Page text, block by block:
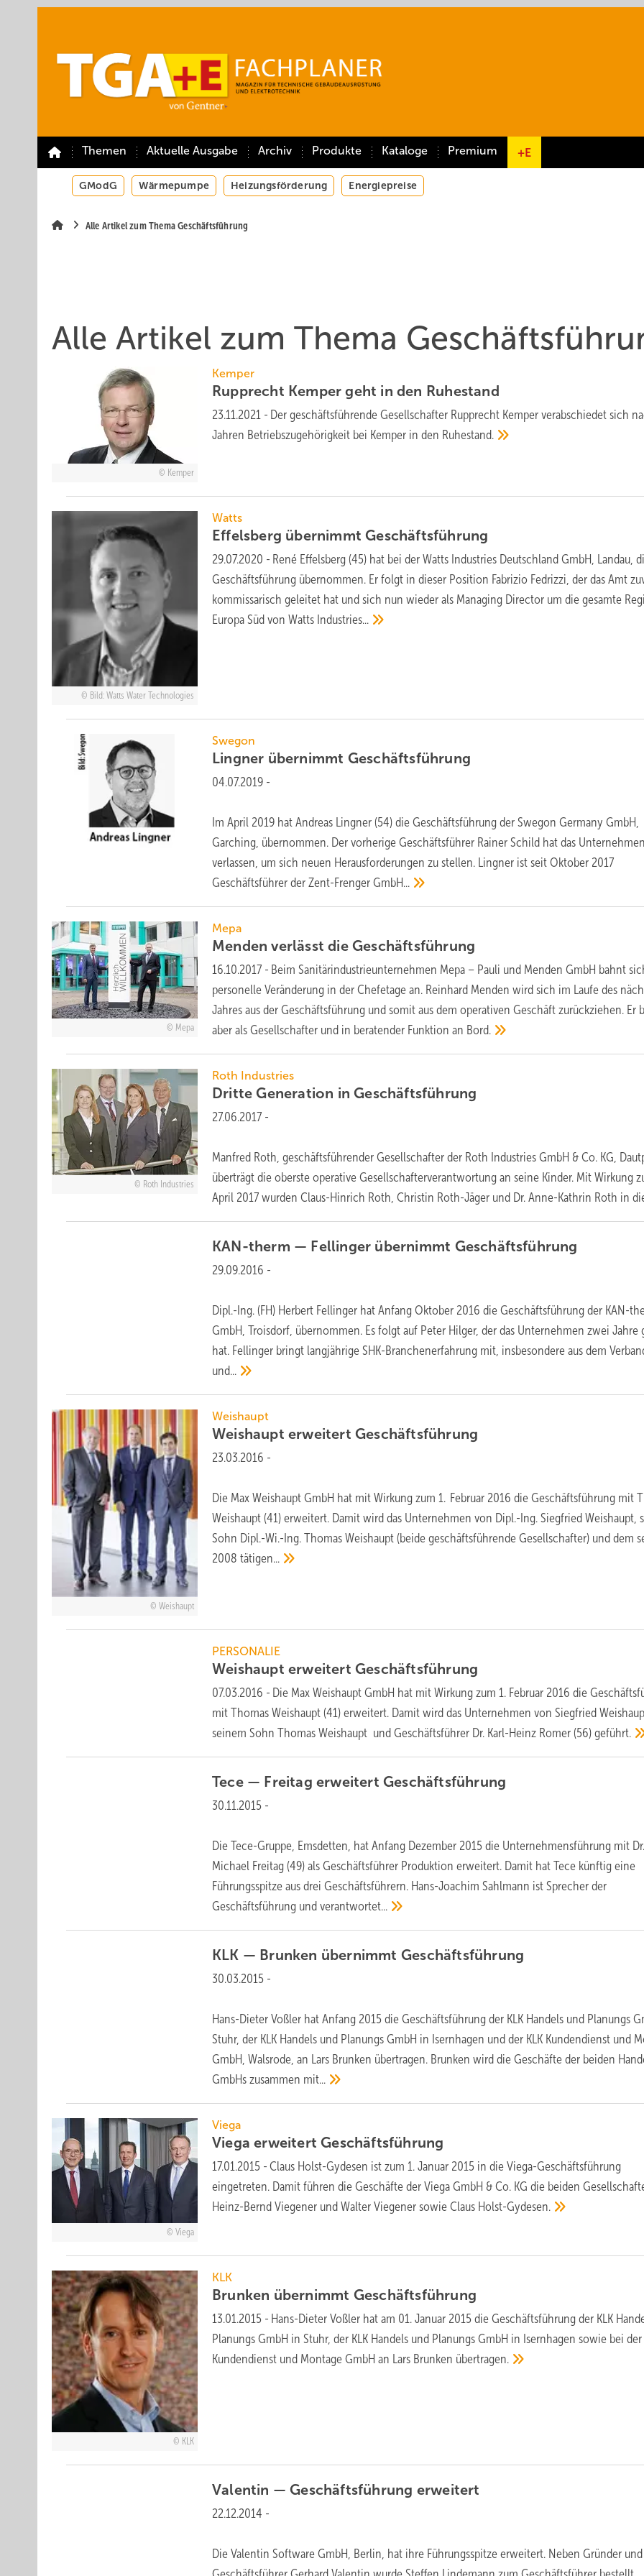
Themen Aktuelle Ausgabe Archiv Produkte Kataloge Premium +E
GModG Wärmepumpe Heizungsförderung Energiepreise
Alle Artikel zum Thema Geschäftsführung
Alle Artikel zum Thema
Kemper
Kemper
Rupprecht Kemper geht in den Ruhestand
23.11.2021 - Der geschäftsführende Gesellschafter Rupprecht Kemper verabschiedet sich
Jahren Betriebszugehörigkeit bei Kemper in den Ruhestand.
Bild: Watts Water Technologies
Watts
Effelsberg übernimmtGeschäftsführung
29.07.2020 - René Effelsberg (45) hat bei der Watts Industries Deutschland GmbH, Landau,
Geschäftsführung übernommen. Er folgt in dieser Position Fabrizio Fedrizzi, der das Amt
kommissarisch geleitet hat und sich nun wieder als Managing Director um die gesamte
Europa Süd von Watts Industries...
Swegon
Lingner übernimmt Geschäftsführung
04.07.2019 -
Im April 2019 hat Andreas Lingner (54) die Geschäftsführung der Swegon Germany GmbH,
Garching, übernommen. Der vorherige Geschäftsführer Rainer Schild hat das Unternehmen
verlassen, um sich neuen Herausforderungen zu stellen. Lingner ist seit Oktober 2017
Geschäftsführer der Zent-FrengerGmbH...
Mepa
Mepa
Menden verlässt dieGeschäftsführung
16.10.2017 - Beim Sanitärindustrieunternehmen Mepa – Pauli und Menden GmbH bahnt
personelle Veränderung in der Chefetage an. Reinhard Menden wird sich im Laufe des
Jahres aus der Geschäftsführung und somit aus dem operativen Geschäft zurückziehen. Er
aber als Gesellschafter und in beratender Funktion an Bord.
Roth Industries
Roth Industries
Dritte Generation inGeschäftsführung
27.06.2017 -
Manfred Roth, geschäftsführender Gesellschafter der Roth Industries GmbH & Co. KG,
überträgt die oberste operative Gesellschafterverantwortung an seine Kinder. Mit Wirkung
April 2017 wurden Claus-Hinrich Roth, Christin Roth-Jäger und Dr. Anne-Kathrin Roth in
KAN-therm — Fellinger übernimmt Geschäftsführung
29.09.2016 -
Dipl.-Ing. (FH) Herbert Fellinger hat Anfang Oktober 2016 die Geschäftsführung der KAN-
GmbH, Troisdorf, übernommen. Es folgt auf Peter Hilger, der das Unternehmen zwei Jahre
hat. Fellinger bringt langjährige SHK-Branchenerfahrung mit, insbesondere aus dem
und...
Weishaupt
Weishaupt
Weishaupt erweitertGeschäftsführung
23.03.2016 -
Die Max Weishaupt GmbH hat mit Wirkung zum 1. Februar 2016 die Geschäftsführung mit
Weishaupt (41) erweitert. Damit wird das Unternehmen von Dipl.-Ing. Siegfried Weishaupt,
Sohn Dipl.-Wi.-Ing. Thomas Weishaupt (beide geschäftsführende Gesellschafter) und dem
2008tätigen...
PERSONALIE
Weishaupt erweitertGeschäftsführung
07.03.2016 - Die Max Weishaupt GmbH hat mit Wirkung zum 1. Februar 2016 die
mit Thomas Weishaupt (41) erweitert. Damit wird das Unternehmen von Siegfried
seinem Sohn Thomas Weishaupt und Geschäftsführer Dr. Karl-Heinz Romer (56)geführt.
Tece — Freitag erweitertGeschäftsführung
30.11.2015 -
Die Tece-Gruppe, Emsdetten, hat Anfang Dezember 2015 die Unternehmensführung mit Dr.
Michael Freitag (49) als Geschäftsführer Produktion erweitert. Damit hat Tece künftig eine
Führungsspitze aus drei Geschäftsführern. Hans-Joachim Sahlmann ist Sprecher der
Geschäftsführung undverantwortet...
KLK — Brunken übernimmt Geschäftsführung
30.03.2015 -
Hans-Dieter Voßler hat Anfang 2015 die Geschäftsführung der KLK Handels und Planungs
Stuhr, der KLK Handels und Planungs GmbH in Isernhagen und der KLK Kundendienst und
GmbH, Walsrode, an Lars Brunken übertragen. Brunken wird die Geschäfte der beiden
GmbHs zusammen mit...
Viega
Viega
Viega erweitertGeschäftsführung
17.01.2015 - Claus Holst-Gydesen ist zum 1. Januar 2015 in die Viega-Geschäftsführung
eingetreten. Damit führen die Geschäfte der Viega GmbH & Co. KG die beiden
Heinz-Bernd Viegener und Walter Viegener sowie Claus Holst-Gydesen.
KLK
KLK
Brunken übernimmt Geschäftsführung
13.01.2015 - Hans-Dieter Voßler hat am 01. Januar 2015 die Geschäftsführung der KLK
Planungs GmbH in Stuhr, der KLK Handels und Planungs GmbH in Isernhagen sowie bei der
Kundendienst und Montage GmbH an Lars Brunken übertragen.
Valentin — Geschäftsführung erweitert
22.12.2014 -
Die Valentin Software GmbH, Berlin, hat ihre Führungsspitze erweitert. Neben Gründer und